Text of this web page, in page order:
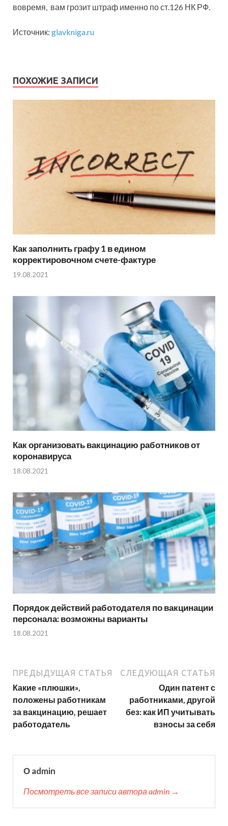
вовремя, вам грозит штраф именно по ст.126 НК РФ.
Источник: glavkniga.ru
ПОХОЖИЕ ЗАПИСИ
Как заполнить графу 1 в едином
корректировочном счете-фактуре
19.08.2021
Как организовать вакцинацию работников от
коронавируса
18.08.2021
Порядок действий работодателя по вакцинации
персонала: возможны варианты
18.08.2021
ПРЕДЫДУЩАЯ СТАТЬЯ
Какие «плюшки»,
положены работникам
за вакцинацию, решает
работодатель
СЛЕДУЮЩАЯ СТАТЬЯ
Один патент с
работниками, другой
без: как ИП учитывать
взносы за себя
О admin
Посмотреть все записи автора admin →